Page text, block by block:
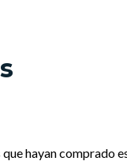
hayan comprado